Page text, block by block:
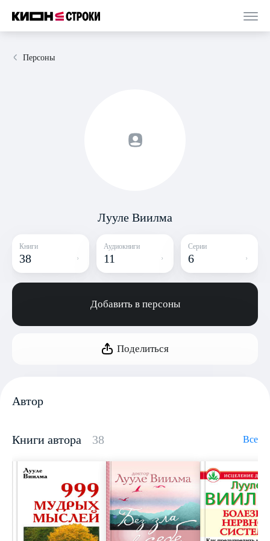
Персоны
Лууле Виилма
Книги
38
Аудиокниги
11
Серии
6
Добавить в персоны
Поделиться
Автор
Книги автора 38 Все